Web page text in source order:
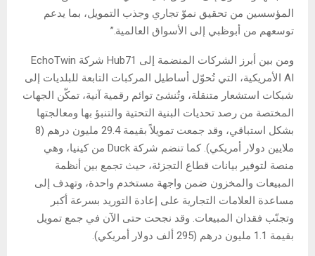
المؤسسين من تحقيق نموّ تجاري وجذب التمويل، بما يدعم
توسعهم من أبوظبي إلى الأسواق العالمية.”
ومن بين أبرز الشركات المنضمة إلى Hub71 شركة EchoTwin
AI الأمريكية، التي تُحوّل أساطيل المركبات التابعة للبلديات إلى
شبكات استشعار متنقلة، وتُنشئ توائم رقمية آنية، تمكّن الجهات
المختصة من رصد تحديات البنية التحتية والتنبؤ بها ومعالجتها
بشكل استباقي، وقد جمعت تمويلاً بقيمة 29.4 مليون درهم (8
ملايين دولار أمريكي). كما تنضم شركة Duck من كينيا، وهي
منصة لتوفير بيانات قطاع التجزئة، حيث تجمع بين أنظمة
المبيعات والمخزون ضمن واجهة مستخدم واحدة، وتهدف إلى
مساعدة العلامات التجارية على إعادة التوريد بسرعة أكبر
وتجنّب فقدان المبيعات. وقد نجحت حتى الآن في جمع تمويل
بقيمة 1.1 مليون درهم (295 ألف دولار أمريكي).